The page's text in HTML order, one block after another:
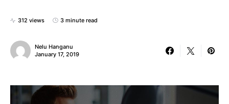
312 views 3 minute read
Nelu Hanganu
January 17, 2019